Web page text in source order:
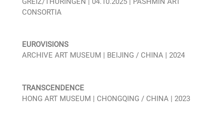
CONSORTIA
EUROVISIONS
ARCHIVE ART MUSEUM | BEIJING / CHINA | 2024
TRANSCENDENCE
HONG ART MUSEUM | CHONGQING / CHINA | 2023